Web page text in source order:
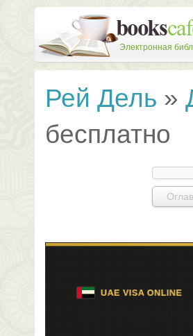
Электронная
Рей Дель »
бесплатно